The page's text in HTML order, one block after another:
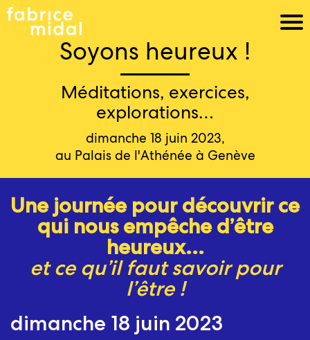
Soyons heureux !
Méditations, exercices,
explorations…
dimanche 18 juin 2023,
au Palais de l'Athénée à Genève
Une journée pour découvrir ce
qui nous empêche d’être
heureux...
et ce qu’il faut savoir pour
l’être !
dimanche 18 juin 2023